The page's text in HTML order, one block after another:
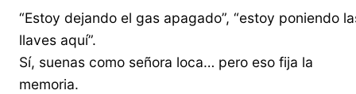
“Estoy dejando el gas apagado”, “estoy poniendo
llaves aquí”.
Sí, suenas como señora loca… pero eso fija la
memoria.